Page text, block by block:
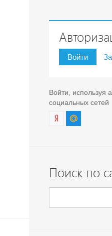
Войти
Войти, используя
социальных сетей
Поиск по